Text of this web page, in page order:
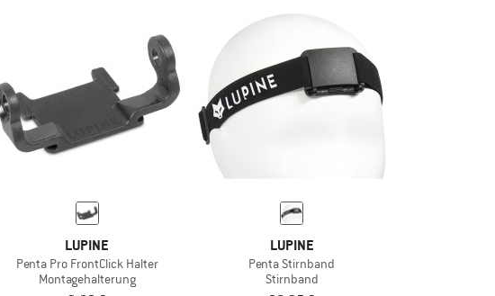
LUPINE
Penta Pro FrontClick Halter
Montagehalterung
LUPINE
Penta Stirnband
Stirnband